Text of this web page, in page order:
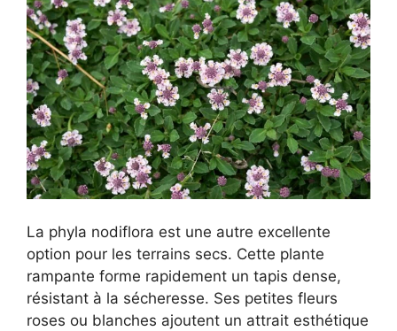
La phyla nodiflora est une autre excellente
option pour les terrains secs. Cette plante
rampante forme rapidement un tapis dense,
résistant à la sécheresse. Ses petites fleurs
roses ou blanches ajoutent un attrait esthétique